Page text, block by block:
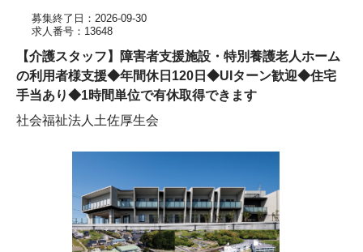
募集終了日：2026-09-30
求人番号：13648
【介護スタッフ】障害者支援施設・特別養護老人ホーム
の利用者様支援◆年間休日120日◆UIターン歓迎◆住宅
手当あり◆1時間単位で有休取得できます
社会福祉法人土佐厚生会